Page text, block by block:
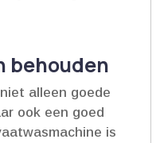
behouden
alleen goede
ook een goed
is